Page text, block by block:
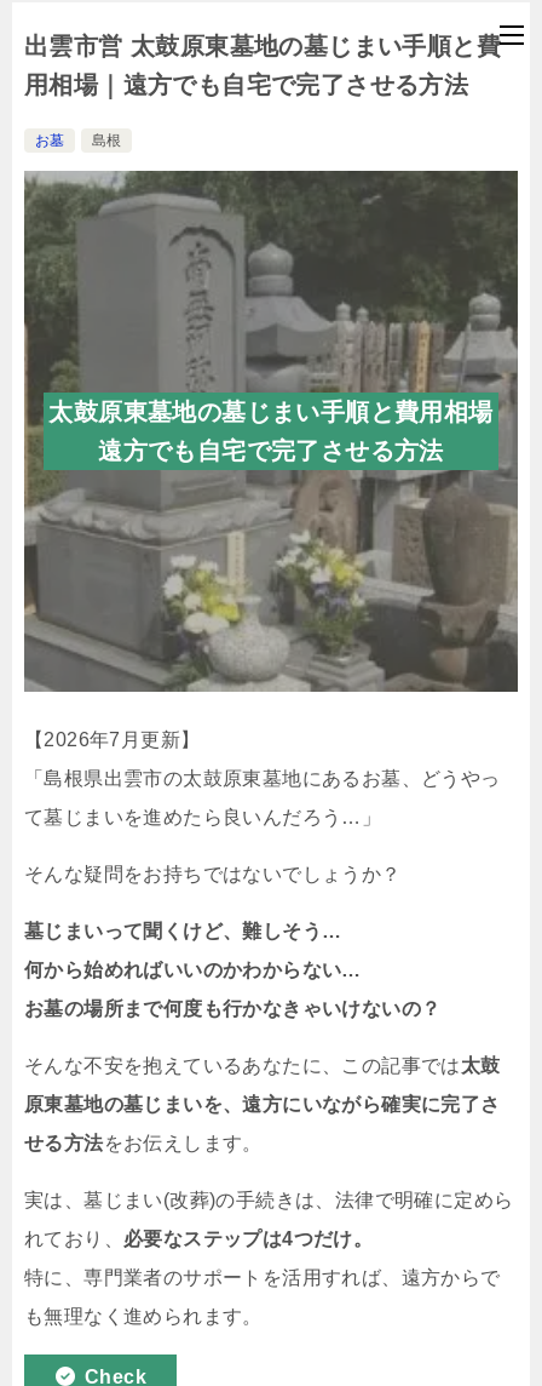
出雲市営 太鼓原東墓地の墓じまい手順と費
用相場｜遠方でも自宅で完了させる方法
お墓 島根
太鼓原東墓地の墓じまい手順と費用相場
遠方でも自宅で完了させる方法
【2026年7月更新】
「島根県出雲市の太鼓原東墓地にあるお墓、どうやっ
て墓じまいを進めたら良いんだろう…」
そんな疑問をお持ちではないでしょうか？
墓じまいって聞くけど、難しそう…
何から始めればいいのかわからない…
お墓の場所まで何度も行かなきゃいけないの？
そんな不安を抱えているあなたに、この記事では太鼓
原東墓地の墓じまいを、遠方にいながら確実に完了さ
せる方法をお伝えします。
実は、墓じまい(改葬)の手続きは、法律で明確に定めら
れており、 必要なステップは4つだけ。
特に、専門業者のサポートを活用すれば、遠方からで
も無理なく進められます。
Check